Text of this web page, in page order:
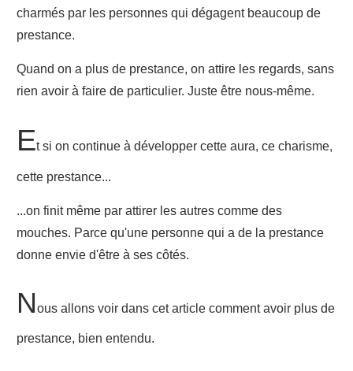
charmés par les personnes qui dégagent beaucoup de
prestance.
Quand on a plus de prestance, on attire les regards, sans
rien avoir à faire de particulier. Juste être nous-même.
Et si on continue à développer cette aura, ce charisme,
cette prestance...
...on finit même par attirer les autres comme des
mouches. Parce qu'une personne qui a de la prestance
donne envie d'être à ses côtés.
Nous allons voir dans cet article comment avoir plus de
prestance, bien entendu.